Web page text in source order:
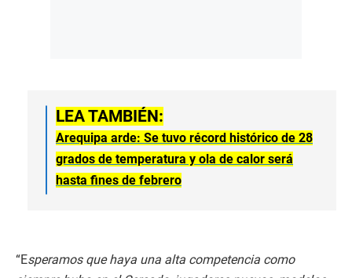
LEA TAMBIÉN:
Arequipa arde: Se tuvo récord histórico de 28
grados de temperatura y ola de calor será
hasta fines de febrero
“Esperamos que haya una alta competencia como